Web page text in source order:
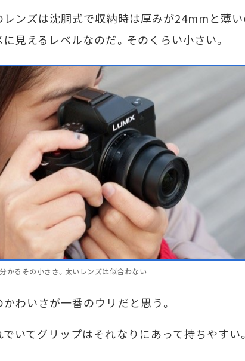
ンズは沈胴式で収納時は厚みが24mmと薄い
に見えるレベルなのだ。そのくらい小さい。
かるその小ささ。太いレンズは似合わない
わいさが一番のウリだと思う。
いてグリップはそれなりにあって持ちやすい。